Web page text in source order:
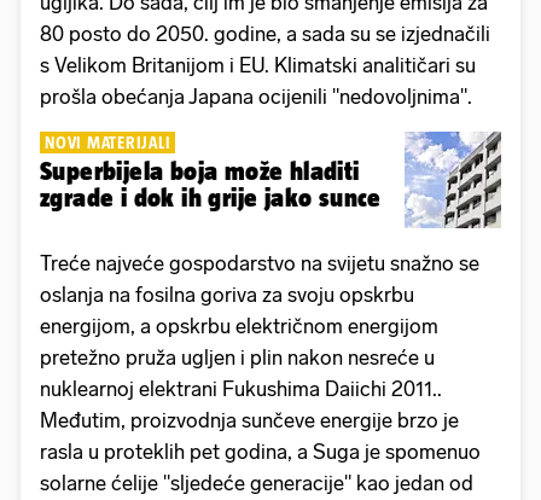
80 posto do 2050. godine, a sada su se izjednačili
s Velikom Britanijom i EU. Klimatski analitičari su
prošla obećanja Japana ocijenili "nedovoljnima".
NOVI MATERIJALI
Superbijela boja može hladiti
zgrade i dok ih grije jako sunce
Treće najveće gospodarstvo na svijetu snažno se
oslanja na fosilna goriva za svoju opskrbu
energijom, a opskrbu električnom energijom
pretežno pruža ugljen i plin nakon nesreće u
nuklearnoj elektrani Fukushima Daiichi 2011..
Međutim, proizvodnja sunčeve energije brzo je
rasla u proteklih pet godina, a Suga je spomenuo
solarne ćelije "sljedeće generacije" kao jedan od